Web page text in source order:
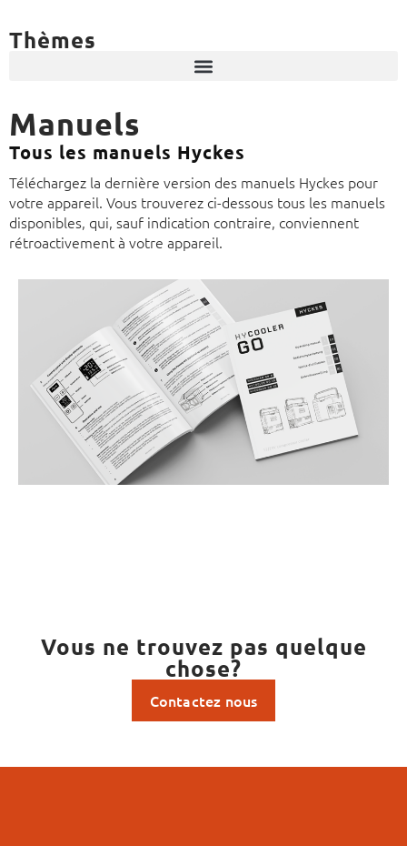
Thèmes
Manuels
Tous les manuels Hyckes
Téléchargez la dernière version des manuels Hyckes pour
votre appareil. Vous trouverez ci-dessous tous les manuels
disponibles, qui, sauf indication contraire, conviennent
rétroactivement à votre appareil.
Vous ne trouvez pas quelque
chose?
Contactez nous